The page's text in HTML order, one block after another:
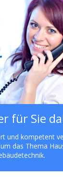
für Sie
und kompetent
das Thema